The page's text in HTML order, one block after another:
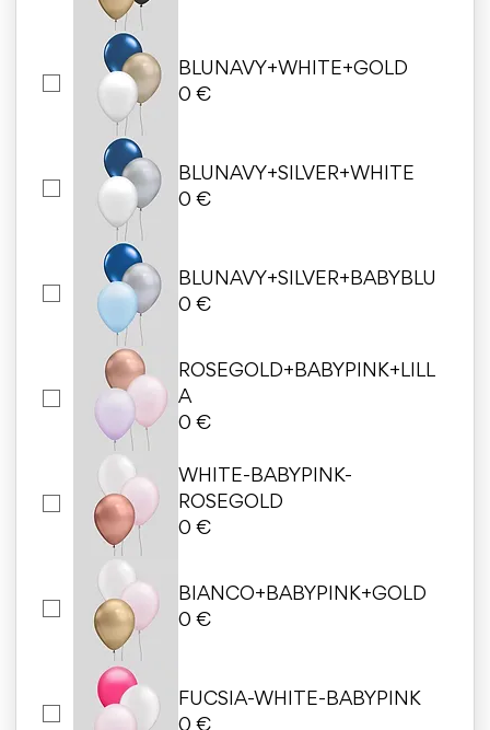
BLUNAVY+WHITE+GOLD
0 €
BLUNAVY+SILVER+WHITE
0 €
BLUNAVY+SILVER+BABYBLU
0 €
ROSEGOLD+BABYPINK+LILL
A
0 €
WHITE-BABYPINK-
ROSEGOLD
0 €
BIANCO+BABYPINK+GOLD
0 €
FUCSIA-WHITE-BABYPINK